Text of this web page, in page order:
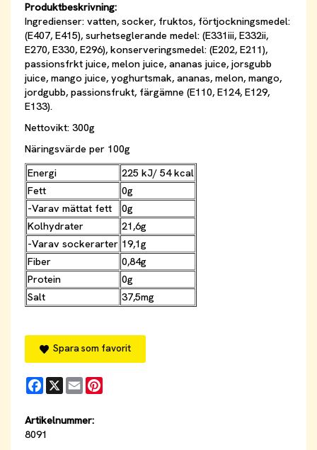
Produktbeskrivning:
Ingredienser: vatten, socker, fruktos, förtjockningsmedel:
(E407, E415), surhetseglerande medel: (E331iii, E332ii,
E270, E330, E296), konserveringsmedel: (E202, E211),
passionsfrkt juice, melon juice, ananas juice, jorsgubb
juice, mango juice, yoghurtsmak, ananas, melon, mango,
jordgubb, passionsfrukt, färgämne (E110, E124, E129,
E133).
Nettovikt: 300g
Näringsvärde per 100g
Energi
225 kJ/ 54 kcal
Fett
0g
-Varav mättat fett
0g
Kolhydrater
21,6g
-Varav sockerarter 19,1g
Fiber
0,84g
Protein
0g
Salt
37,5mg
Spara som favorit
Facebook
X Email
Artikelnummer:
8091